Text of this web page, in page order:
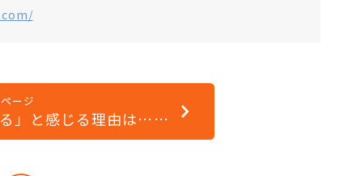
ージ
る」と感じる理由は……